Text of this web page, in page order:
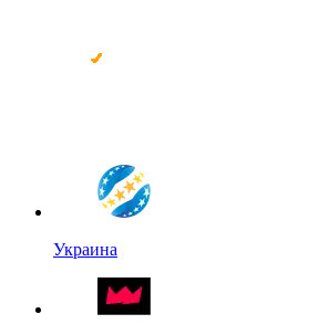
Украина